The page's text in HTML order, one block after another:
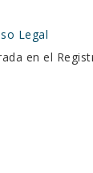
Legal
en el